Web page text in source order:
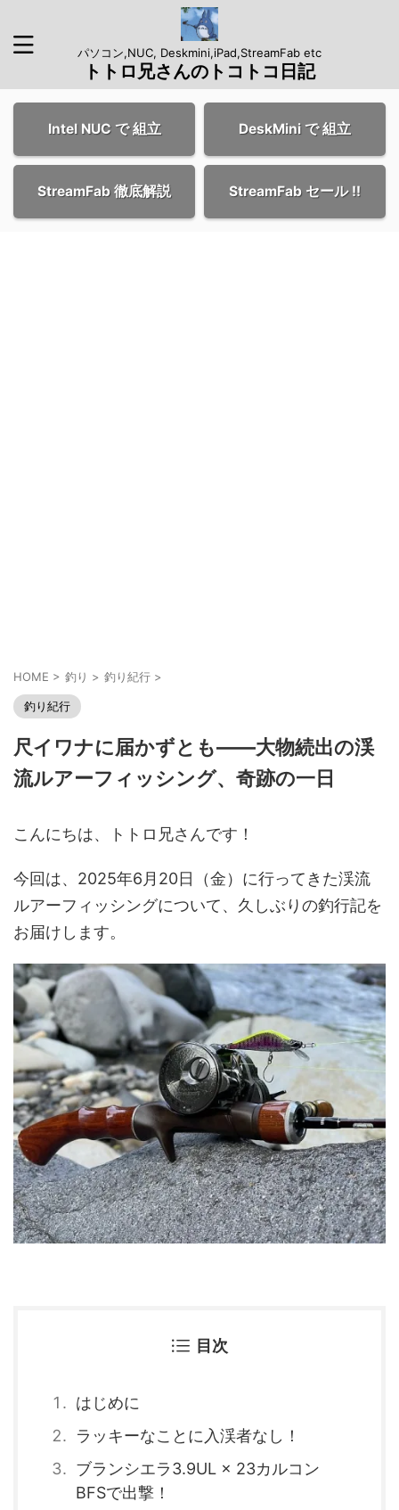
パソコン,NUC, Deskmini,iPad,StreamFab etc
トトロ兄さんのトコトコ日記
Intel NUC で 組立 DeskMini で 組立
StreamFab 徹底解説 StreamFab セール !!
HOME > 釣り > 釣り紀行 >
釣り紀行
尺イワナに届かずとも――大物続出の渓
流ルアーフィッシング、奇跡の一日
こんにちは、トトロ兄さんです！
今回は、2025年6月20日（金）に行ってきた渓流
ルアーフィッシングについて、久しぶりの釣行記を
お届けします。
目次
はじめに
ラッキーなことに入渓者なし！
ブランシエラ3.9UL × 23カルコン
BFSで出撃！